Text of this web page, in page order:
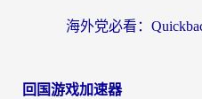
回国游戏加速器